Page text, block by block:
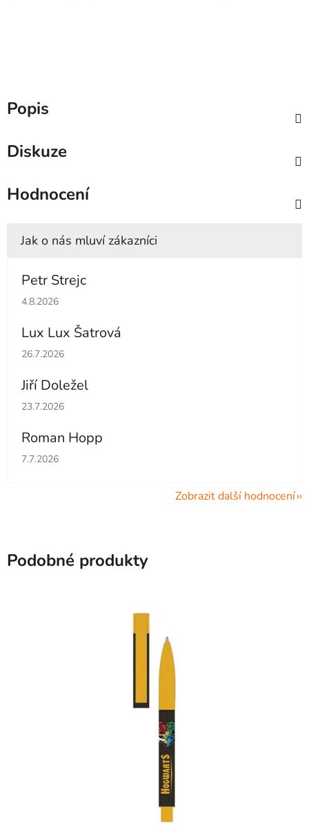
Popis
Diskuze
Hodnocení
Petr Strejc
Hodnocení obchodu je 5 z 5 hvězdiček.
4.8.2026
Lux Lux Šatrová
Hodnocení obchodu je 5 z 5 hvězdiček.
26.7.2026
Jiří Doležel
Hodnocení obchodu je 5 z 5 hvězdiček.
23.7.2026
Roman Hopp
Hodnocení obchodu je 5 z 5 hvězdiček.
7.7.2026
Zobrazit další hodnocení
Podobné produkty